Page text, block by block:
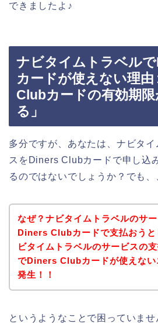
できましたよ♪
ナビタイムトラベル
カードが使えない理
Clubカードの有効期
る」
多分ですが、あなたは、ナビタ
スをDiners Clubカードで申し込
るのではないでしょうか？でも、
なぜ？ナビタイムトラベルのサ
Diners Clubカードで支払おうと
ビタイムトラベルのサービスの
でDiners Clubカードが使えない
発生！！
というようなことで困っていま